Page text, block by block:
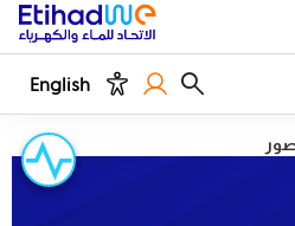
English